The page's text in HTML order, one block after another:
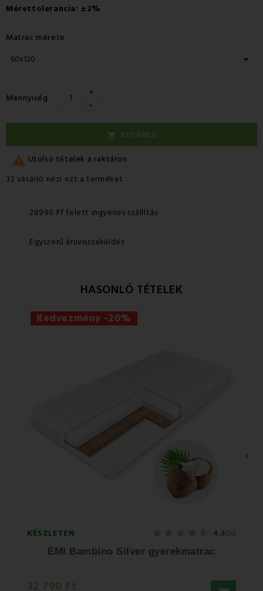
Mérettolerancia: ±2%
Matrac mérete
Mennyiség +
-
 KOSÁRBA
 Utolsó tételek a raktáron
32 vásárló nézi ezt a terméket
28990 Ff felett ingyenes szállítás
Egyszerű áruvisszaküldés
HASONLÓ TÉTELEK
Kedvezmény -20%
KÉSZLETEN 4.3(3x)
EMI Bambino Silver gyerekmatrac
32 790 Ft
›